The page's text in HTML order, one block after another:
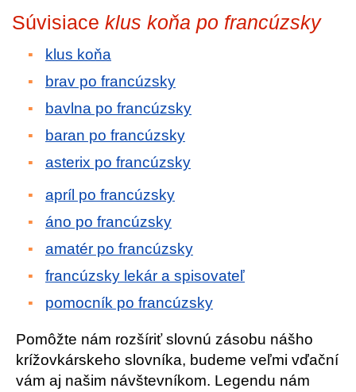
Súvisiace klus koňa po francúzsky
klus koňa
brav po francúzsky
bavlna po francúzsky
baran po francúzsky
asterix po francúzsky
apríl po francúzsky
áno po francúzsky
amatér po francúzsky
francúzsky lekár a spisovateľ
pomocník po francúzsky
Pomôžte nám rozšíriť slovnú zásobu nášho
krížovkárskeho slovníka, budeme veľmi vďační
vám aj našim návštevníkom. Legendu nám